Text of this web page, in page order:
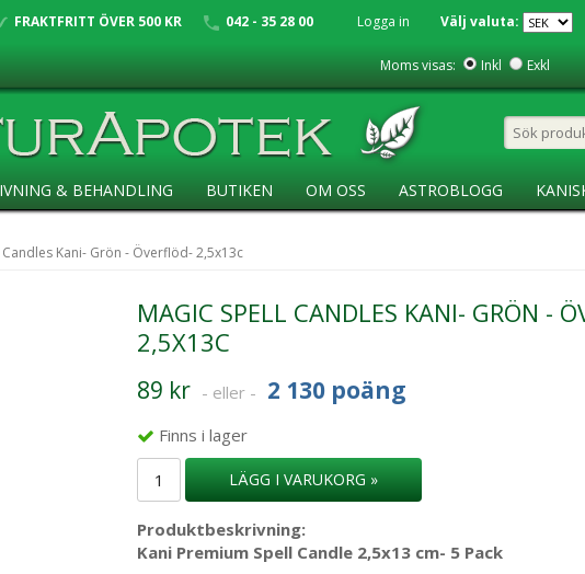
FRAKTFRITT ÖVER 500 KR 042 - 35 28 00 Logga in Välj valuta:
Moms visas: Inkl Exkl
& BEHANDLING BUTIKEN OM OSS ASTROBLOGG
Candles Kani- Grön - Överflöd- 2,5x13c
MAGIC SPELL CANDLES KANI- GRÖN -
2,5X13C
89 kr - eller - 2 130 poäng
Finns i lager
LÄGG I VARUKORG »
Produktbeskrivning:
Kani Premium Spell Candle 2,5x13 cm- 5 Pack